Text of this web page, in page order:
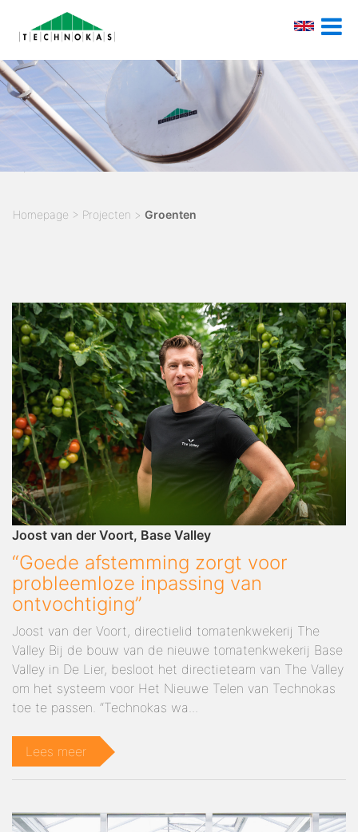
Homepage > Projecten > Groenten
Joost van der Voort, Base Valley
“Goede afstemming zorgt voor
probleemloze inpassing van
ontvochtiging”
Joost van der Voort, directielid tomatenkwekerij The
Valley Bij de bouw van de nieuwe tomatenkwekerij Base
Valley in De Lier, besloot het directieteam van The Valley
om het systeem voor Het Nieuwe Telen van Technokas
toe te passen. “Technokas wa...
Lees meer